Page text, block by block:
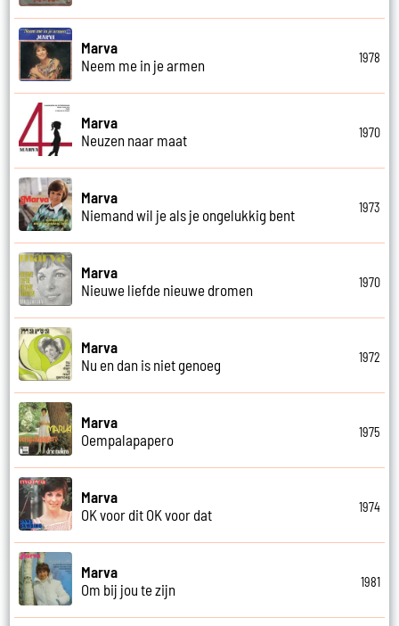
Marva
Neem me in je armen
1978
Marva
Neuzen naar maat
1970
Marva
Niemand wil je als je ongelukkig bent
1973
Marva
Nieuwe liefde nieuwe dromen
1970
Marva
Nu en dan is niet genoeg
1972
Marva
Oempalapapero
1975
Marva
OK voor dit OK voor dat
1974
Marva
Om bij jou te zijn
1981